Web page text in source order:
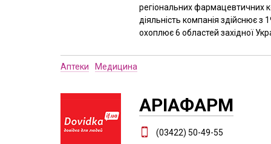
регіональних фармацевтичних
діяльність компанія здійснює з
охоплює 6 областей західної
Аптеки Медицина
АРІАФАРМ
(03422) 50-49-55